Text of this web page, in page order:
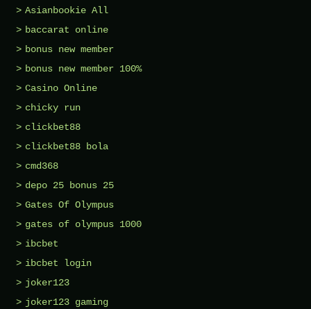
Asianbookie All
baccarat online
bonus new member
bonus new member 100%
Casino Online
chicky run
clickbet88
clickbet88 bola
cmd368
depo 25 bonus 25
Gates Of Olympus
gates of olympus 1000
ibcbet
ibcbet login
joker123
joker123 gaming